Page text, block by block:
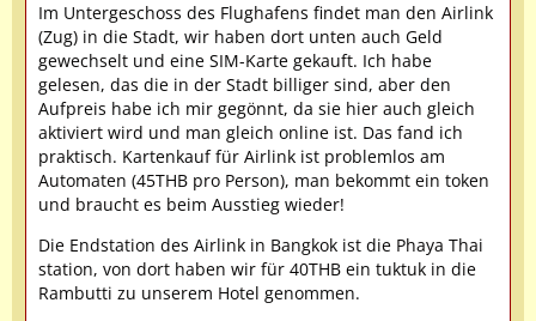
Im Untergeschoss des Flughafens findet man den Airlink
(Zug) in die Stadt, wir haben dort unten auch Geld
gewechselt und eine SIM-Karte gekauft. Ich habe
gelesen, das die in der Stadt billiger sind, aber den
Aufpreis habe ich mir gegönnt, da sie hier auch gleich
aktiviert wird und man gleich online ist. Das fand ich
praktisch. Kartenkauf für Airlink ist problemlos am
Automaten (45THB pro Person), man bekommt ein token
und braucht es beim Ausstieg wieder!
Die Endstation des Airlink in Bangkok ist die Phaya Thai
station, von dort haben wir für 40THB ein tuktuk in die
Rambutti zu unserem Hotel genommen.